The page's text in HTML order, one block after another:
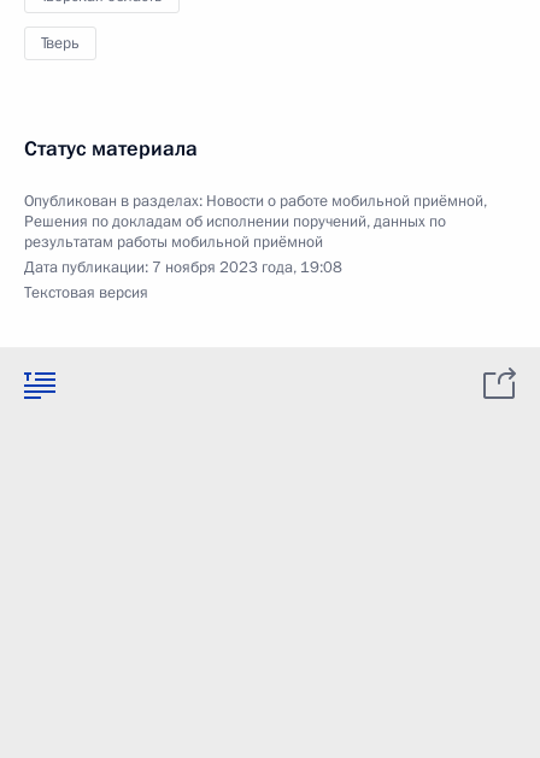
Тверь
Статус материала
Опубликован в разделах: Новости о работе мобильной приёмной,
Решения по докладам об исполнении поручений, данных по
результатам работы мобильной приёмной
Дата публикации: 7 ноября 2023 года, 19:08
Текстовая версия